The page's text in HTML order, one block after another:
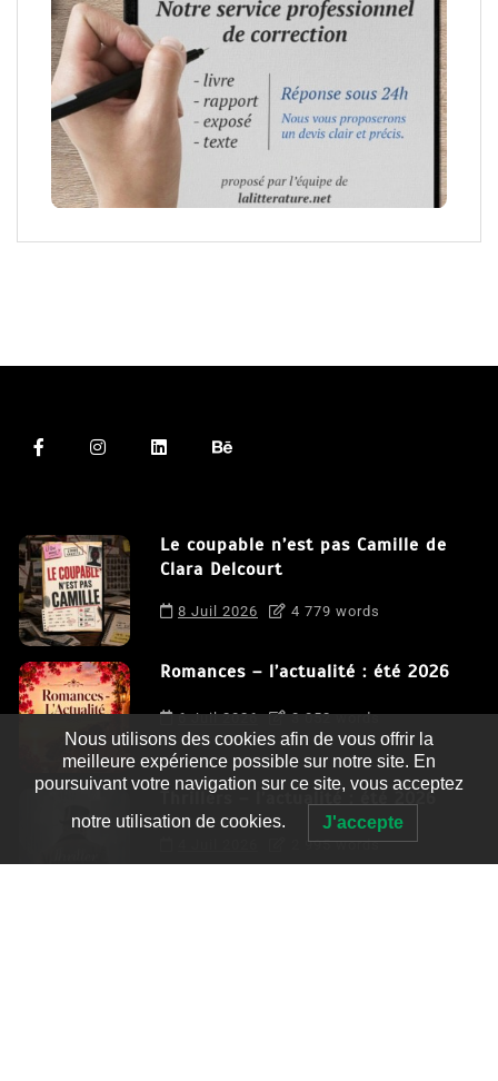
Le coupable n’est pas Camille de
Clara Delcourt
8 Juil 2026 4 779 words
Romances – l’actualité : été 2026
6 Juil 2026 3 052 words
Thrillers – l’actualité : été 2026
2 995 words
Nous utilisons des cookies afin de vous offrir la
meilleure expérience possible sur notre site. En
poursuivant votre navigation sur ce site, vous acceptez
notre utilisation de cookies. J'accepte